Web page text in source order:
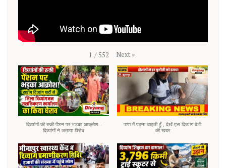
1 / 552 Next »
दिव्यांगों की रुकी पेंशन पर भड़का आक्रोश -
दिव्यांगों ने जताया विरोध
पापा में पढ़ना चाहती हूँ , देखें इस दिव्यांग बेटी
की खबर